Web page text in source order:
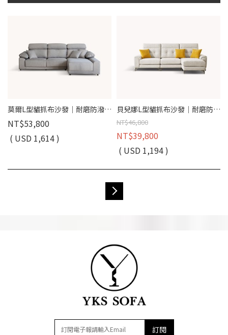
莫爾L型貓抓布沙發｜耐磨防潑水 × 滑軌式坐墊 × 左右型可選–擇木深耕
NT$53,800
( USD 1,614 )
貝兒娜L型貓抓布沙發｜耐磨防潑水 × 可拆洗布套 × 左右移動腳椅 – 擇木深耕
NT$46,800
NT$39,800
( USD 1,194 )
訂閱